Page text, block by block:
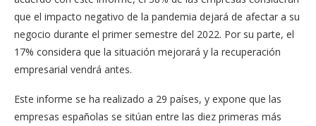
que el impacto negativo de la pandemia dejará de afectar a su
negocio durante el primer semestre del 2022. Por su parte, el
17% considera que la situación mejorará y la recuperación
empresarial vendrá antes.
Este informe se ha realizado a 29 países, y expone que las
empresas españolas se sitúan entre las diez primeras más